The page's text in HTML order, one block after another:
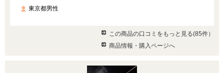
東京都男性
この商品の口コミをもっと見る(85件）
商品情報・購入ページへ